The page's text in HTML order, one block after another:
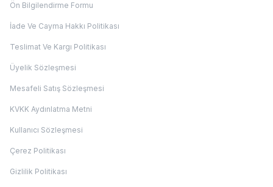
Ön Bilgilendirme Formu
İade Ve Cayma Hakkı Politikası
Teslimat Ve Kargı Politikası
Üyelik Sözleşmesi
Mesafeli Satış Sözleşmesi
KVKK Aydınlatma Metni
Kullanıcı Sözleşmesi
Çerez Politikası
Gizlilik Politikası